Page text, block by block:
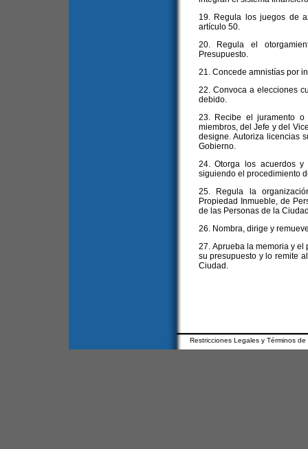
19. Regula los juegos de
artículo 50.
20. Regula el
Presupuesto.
21. Concede amnistías por
22. Convoca a elecciones
debido.
23. Recibe el juramento
miembros, del Jefe y del
designe. Autoriza licencias
Gobierno.
24. Otorga los acuerdos y
siguiendo el procedimiento
25. Regula la
Propiedad Inmueble, de
de las Personas de la
26. Nombra, dirige y
27. Aprueba la memoria y
su presupuesto y lo remite
Ciudad.
Restricciones Legales y Términos de